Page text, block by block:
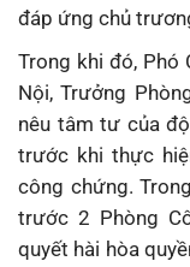
đáp ứng chủ
Trong khi đó, Phó
Nội, Trưởng
nêu tâm tư của
trước khi thực
công chứng.
trước 2 Phòng
quyết hài hòa